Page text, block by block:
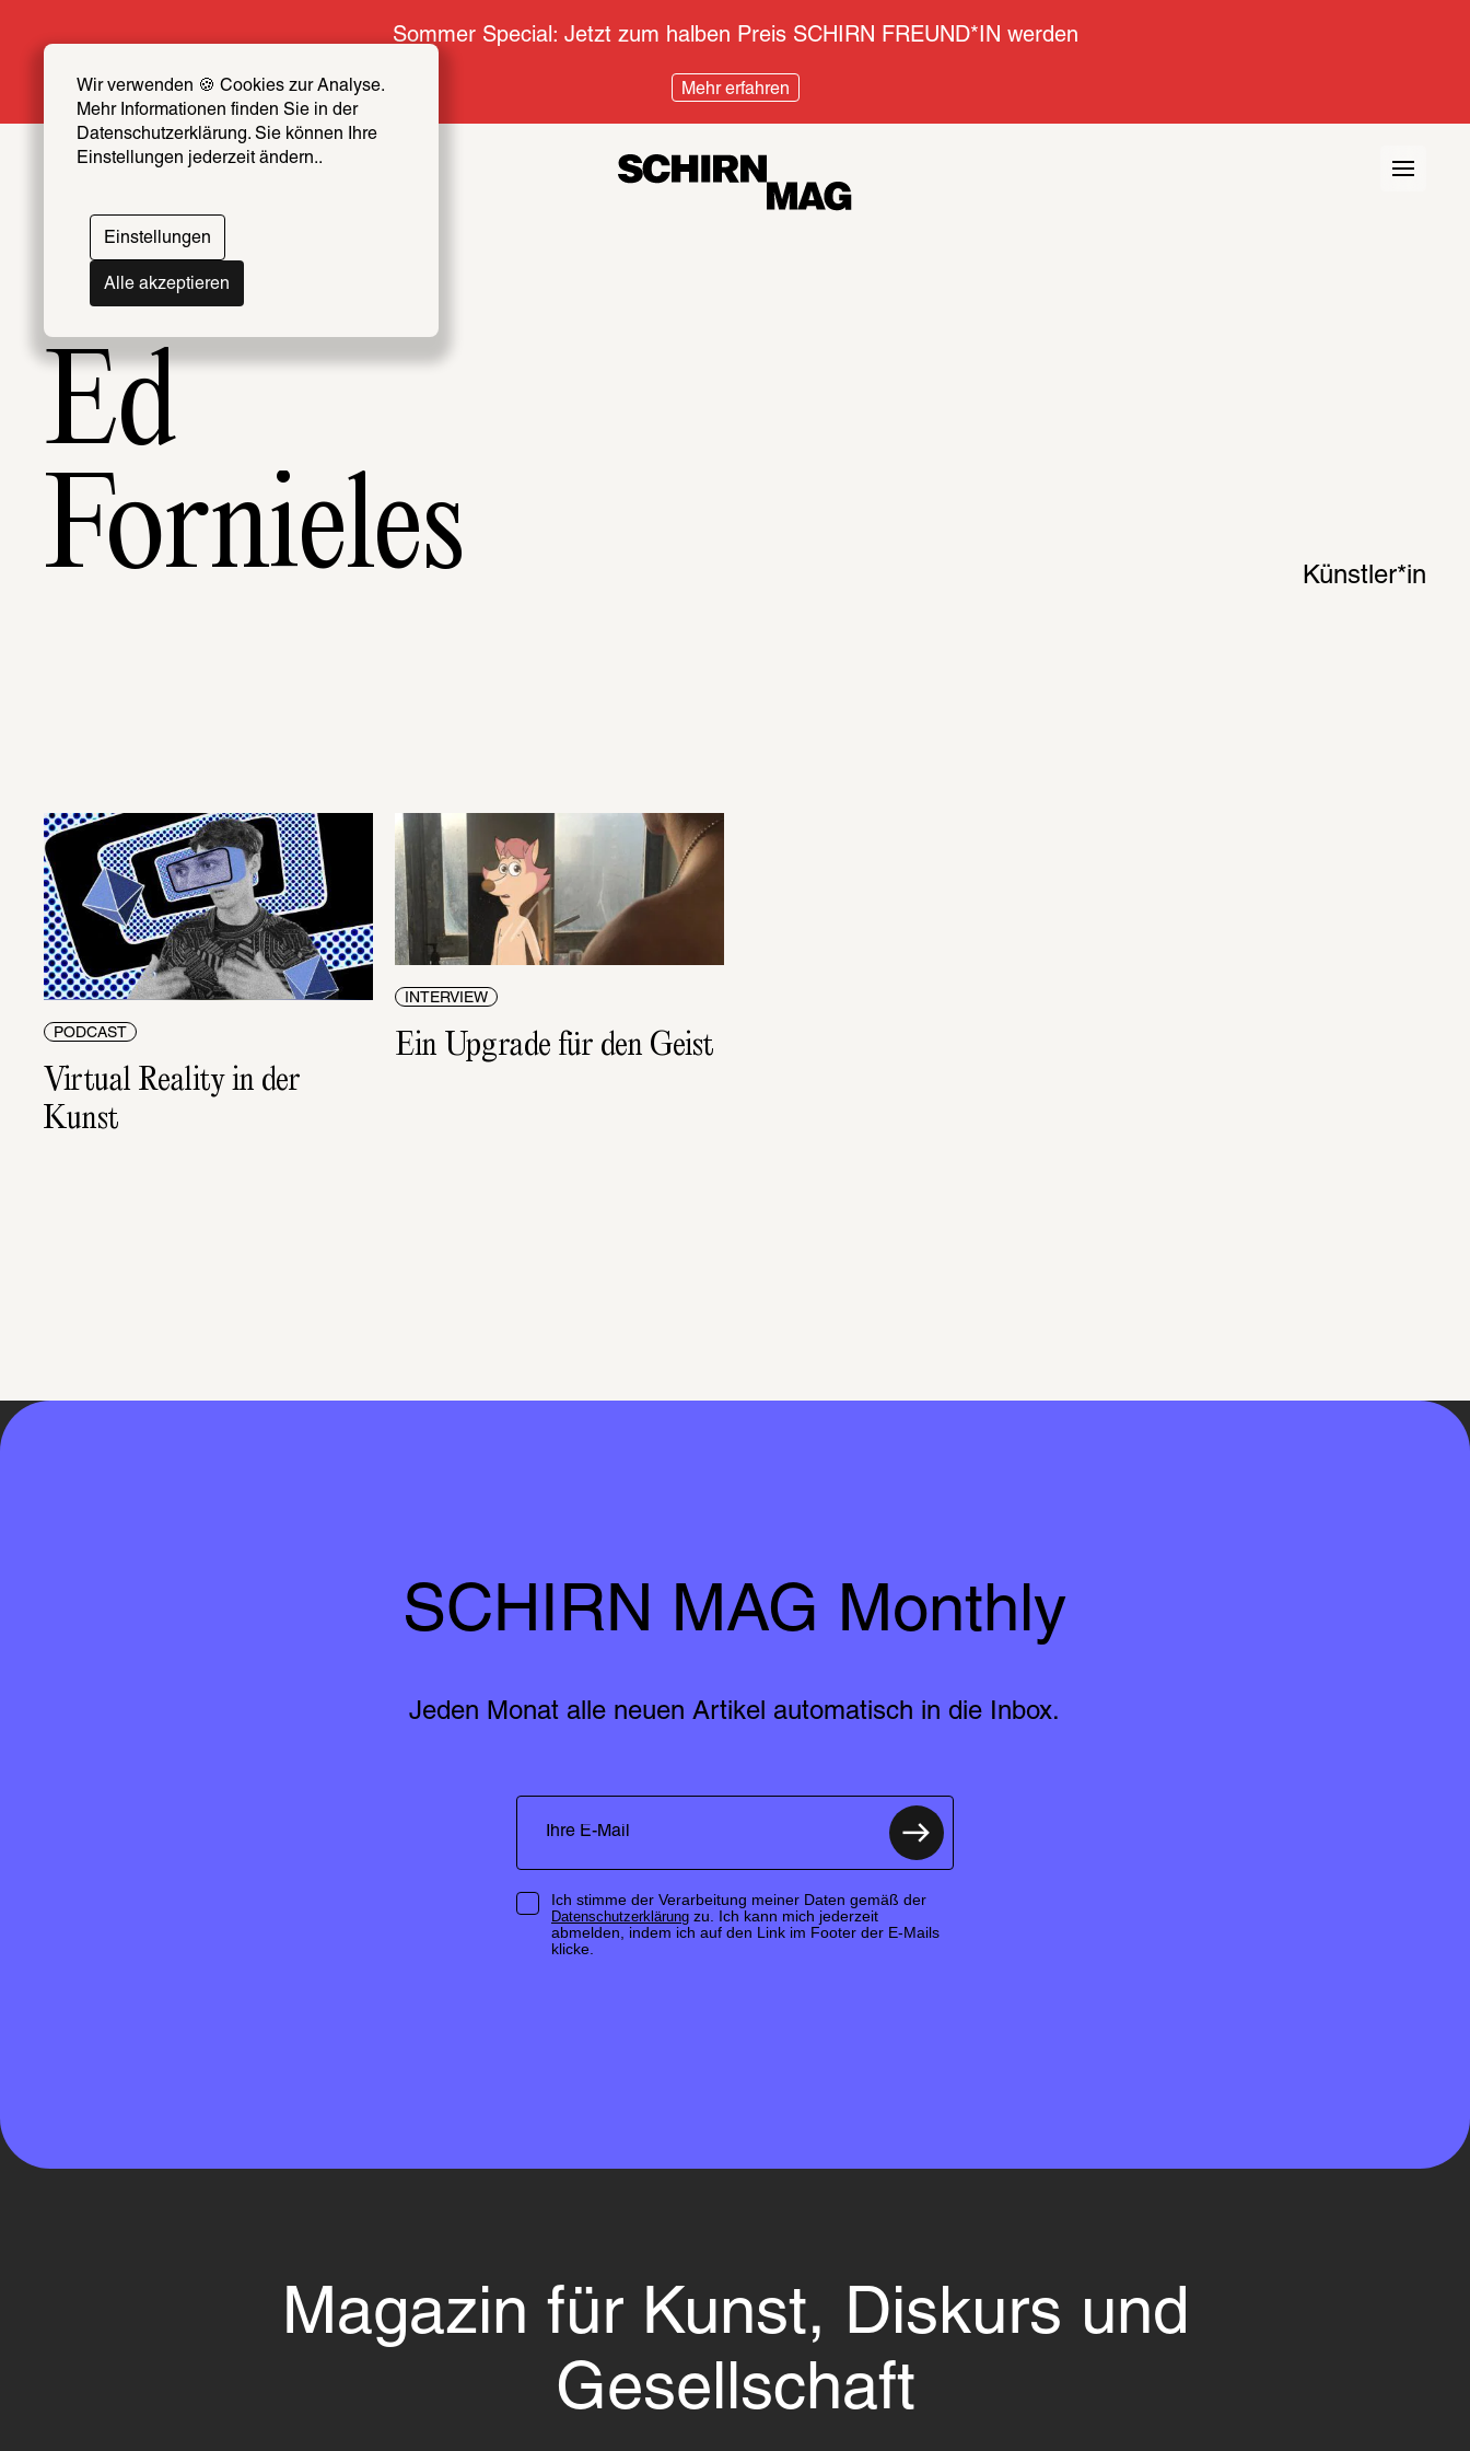
Wir verwenden 🍪 Cookies zur Analyse.
Mehr Informationen finden Sie in der
Datenschutzerklärung. Sie können Ihre
Einstellungen jederzeit ändern..
Einstellungen
Alle akzeptieren
Sommer Special: Jetzt zum halben Preis SCHIRN FREUND*IN werden
Mehr erfahren
Themen Artists & Creators Index
069
Ed
Fornieles
Künstler*in
PODCAST
Virtual Reality in der
Kunst
INTERVIEW
Ein Upgrade für den Geist
SCHIRN MAG Monthly
Jeden Monat alle neuen Artikel automatisch in die Inbox.
Ich stimme der Verarbeitung meiner Daten gemäß der
Datenschutzerklärungzu. Ich kann mich jederzeit
abmelden, indem ich auf den Link im Footer der E-Mails
klicke.
Magazin für Kunst, Diskurs und
Gesellschaft